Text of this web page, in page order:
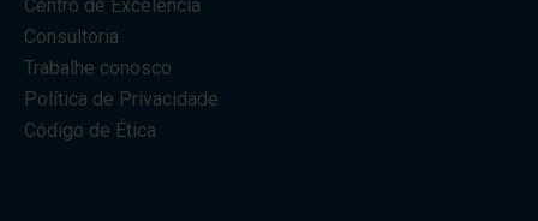
Centro de Excelência
Consultoria
Trabalhe conosco
Política de Privacidade
Código de Ética